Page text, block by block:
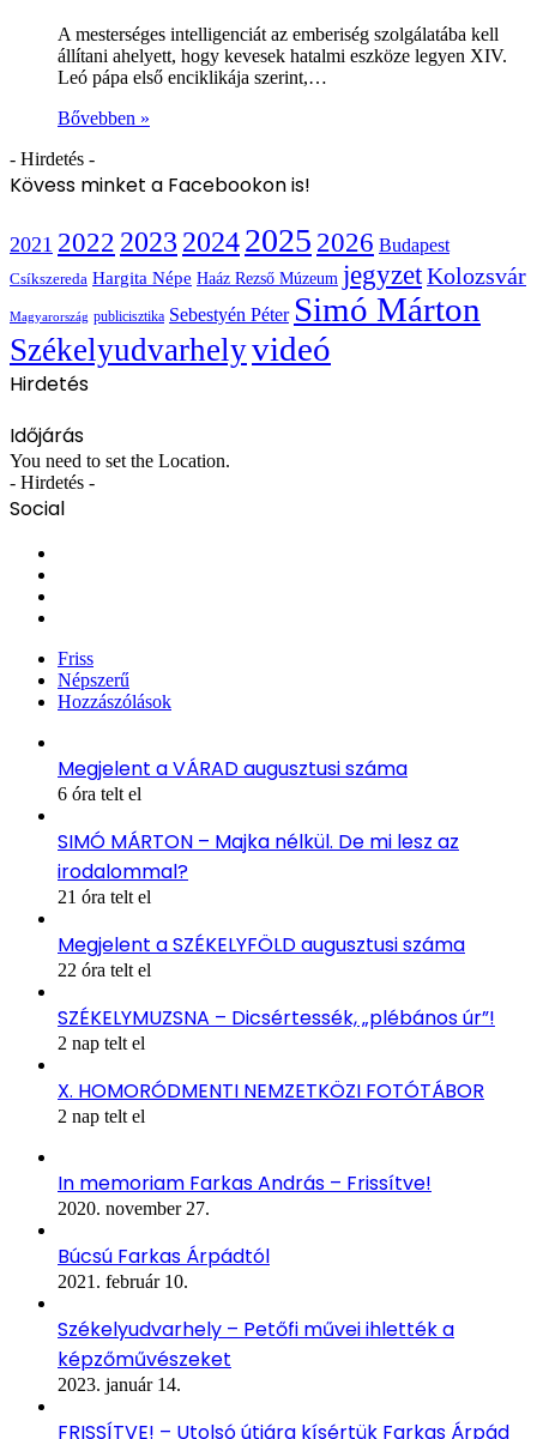
A mesterséges intelligenciát az emberiség szolgálatába kell
állítani ahelyett, hogy kevesek hatalmi eszköze legyen XIV.
Leó pápa első enciklikája szerint,…
Bővebben »
- Hirdetés -
Kövess minket a Facebookon is!
2021 2022 2023 20242025 2026 Budapest
Csíkszereda Hargita Népe Haáz Rezső Múzeum jegyzetKolozsvár
Magyarország publicisztika Sebestyén Péter Simó Márton
Székelyudvarhelyvideó
Hirdetés
Időjárás
You need to set the Location.
- Hirdetés -
Social
Friss
Népszerű
Hozzászólások
Megjelent a VÁRAD augusztusi száma
6 óra telt el
SIMÓ MÁRTON – Majka nélkül. De mi lesz az
irodalommal?
21 óra telt el
Megjelent a SZÉKELYFÖLD augusztusi száma
22 óra telt el
SZÉKELYMUZSNA – Dicsértessék, „plébános úr”!
2 nap telt el
X. HOMORÓDMENTI NEMZETKÖZI FOTÓTÁBOR
2 nap telt el
In memoriam Farkas András – Frissítve!
2020. november 27.
Búcsú Farkas Árpádtól
2021. február 10.
Székelyudvarhely – Petőfi művei ihlették a
képzőművészeket
2023. január 14.
FRISSÍTVE! – Utolsó útjára kísértük Farkas Árpád